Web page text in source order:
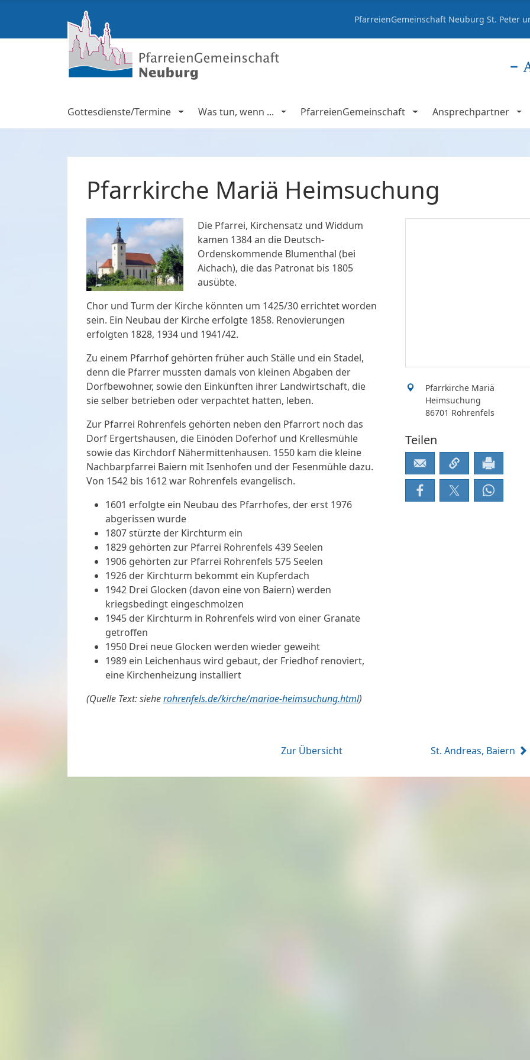
PfarreienGemeinschaft Neuburg St. Peter
Gottesdienste/Termine Was tun, wenn ... PfarreienGemeinschaft Ansprechpartner
Pfarrkirche Mariä Heimsuchung
Die Pfarrei, Kirchensatz und Widdum
kamen 1384 an die Deutsch-
Ordenskommende Blumenthal (bei
Aichach), die das Patronat bis 1805
ausübte.
Chor und Turm der Kirche könnten um 1425/30 errichtet worden
sein. Ein Neubau der Kirche erfolgte 1858. Renovierungen
erfolgten 1828, 1934 und 1941/42.
Zu einem Pfarrhof gehörten früher auch Ställe und ein Stadel,
denn die Pfarrer mussten damals von kleinen Abgaben der
Dorfbewohner, sowie den Einkünften ihrer Landwirtschaft, die
sie selber betrieben oder verpachtet hatten, leben.
Zur Pfarrei Rohrenfels gehörten neben den Pfarrort noch das
Dorf Ergertshausen, die Einöden Doferhof und Krellesmühle
sowie das Kirchdorf Nähermittenhausen. 1550 kam die kleine
Nachbarpfarrei Baiern mit Isenhofen und der Fesenmühle dazu.
Von 1542 bis 1612 war Rohrenfels evangelisch.
1601 erfolgte ein Neubau des Pfarrhofes, der erst 1976
abgerissen wurde
1807 stürzte der Kirchturm ein
1829 gehörten zur Pfarrei Rohrenfels 439 Seelen
1906 gehörten zur Pfarrei Rohrenfels 575 Seelen
1926 der Kirchturm bekommt ein Kupferdach
1942 Drei Glocken (davon eine von Baiern) werden
kriegsbedingt eingeschmolzen
1945 der Kirchturm in Rohrenfels wird von einer Granate
getroffen
1950 Drei neue Glocken werden wieder geweiht
1989 ein Leichenhaus wird gebaut, der Friedhof renoviert,
eine Kirchenheizung installiert
(Quelle Text: sieherohrenfels.de/kirche/mariae-heimsuchung.html)
Pfarrkirche Mariä
Heimsuchung
86701 Rohrenfels
Teilen
Zur Übersicht St. Andreas, Baiern